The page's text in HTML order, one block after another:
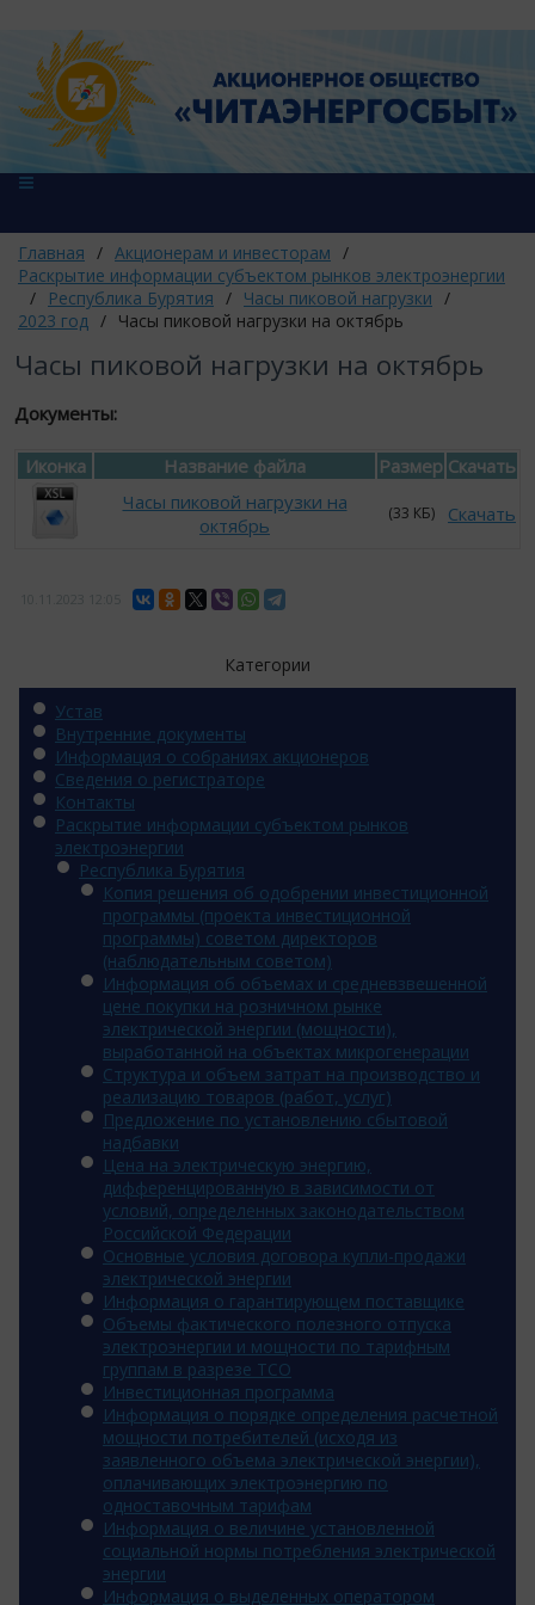
Главная / Акционерам и инвесторам /
Раскрытие информации субъектом рынков электроэнергии
/
Республика Бурятия / Часы пиковой нагрузки /
2023 год / Часы пиковой нагрузки на октябрь
Часы пиковой нагрузки на октябрь
Документы:
Иконка Название файла Размер Скачать
Часы пиковой нагрузки на
октябрь
(33 КБ) Скачать
Категории
Устав
Внутренние документы
Информация о собраниях акционеров
Сведения о регистраторе
Контакты
Раскрытие информации субъектом рынков
электроэнергии
Республика Бурятия
Копия решения об одобрении инвестиционной
программы (проекта инвестиционной
программы) советом директоров
(наблюдательным советом)
Информация об объемах и средневзвешенной
цене покупки на розничном рынке
электрической энергии (мощности),
выработанной на объектах микрогенерации
Структура и объем затрат на производство и
реализацию товаров (работ, услуг)
Предложение по установлению сбытовой
надбавки
Цена на электрическую энергию,
дифференцированную в зависимости от
условий, определенных законодательством
Российской Федерации
Основные условия договора купли-продажи
электрической энергии
Информация о гарантирующем поставщике
Объемы фактического полезного отпуска
электроэнергии и мощности по тарифным
группам в разрезе ТСО
Инвестиционная программа
Информация о порядке определения расчетной
мощности потребителей (исходя из
заявленного объема электрической энергии),
оплачивающих электроэнергию по
одноставочным тарифам
Информация о величине установленной
социальной нормы потребления электрической
энергии
Информация о выделенных оператором